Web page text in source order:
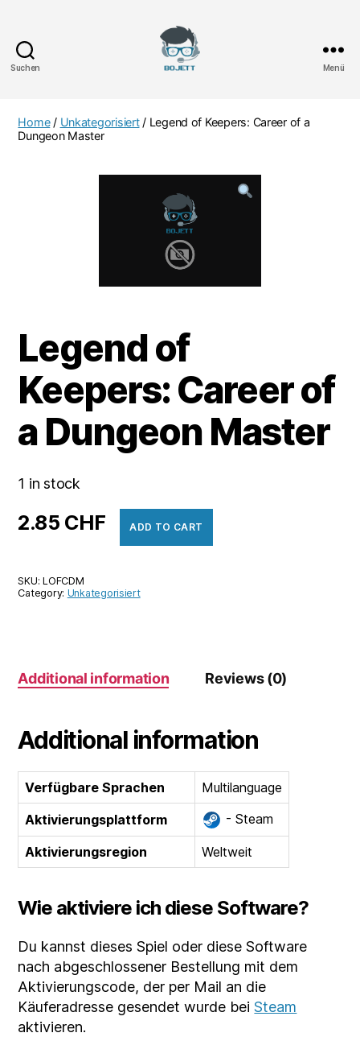
Suchen Menü
Home/ Unkategorisiert/ Legend of Keepers: Career of a
Dungeon Master
Legend of
Keepers: Career of
a Dungeon Master
1 in stock
2.85 CHF ADD TO CART
SKU:LOFCDM
Category: Unkategorisiert
Additional information Reviews (0)
Additional information
Verfügbare Sprachen
Multilanguage
Aktivierungsplattform
- Steam
Aktivierungsregion Weltweit
Wie aktiviere ich diese Software?
Du kannst dieses Spiel oder diese Software
nach abgeschlossener Bestellung mit dem
Aktivierungscode, der per Mail an die
Käuferadresse gesendet wurde beiSteam
aktivieren.